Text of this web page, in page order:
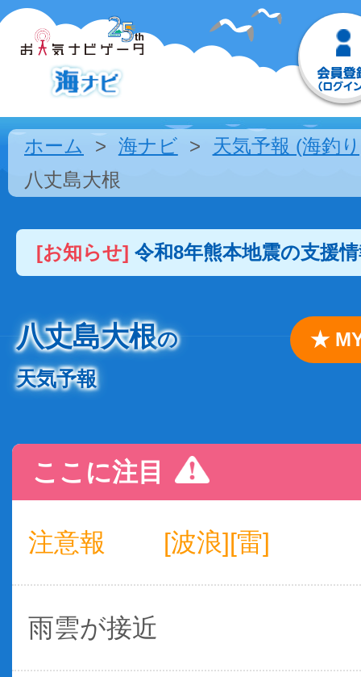
ホーム 海ナビ
天気予報 (海釣
八丈島大根
[お知らせ] 令和8年熊本地震の支援
八丈島大根の
天気予報
★
ここに注目
注意報 [波浪][雷]
雨雲が接近